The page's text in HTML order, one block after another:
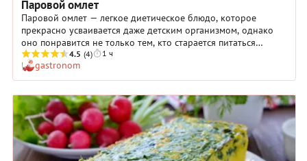
Паровой омлет
Паровой омлет — легкое диетическое блюдо, которое
прекрасно усваивается даже детским организмом, однако
оно понравится не только тем, кто старается питаться
правильно или сидит на диете. Попробуйте приготовить его
и убедитесь, что оно просто очень и очень вкусное!
Паровой омлет получается необыкновенно нежным, а овощи
и шампиньоны делают его более интересным,
оригинальным. Хотите придать вкусу большую пикантность?
Добавьте в яичную смесь для парового омлета немного
молотого красного перца и молотого имбиря.
4.5 (4) 1 ч
gastronom